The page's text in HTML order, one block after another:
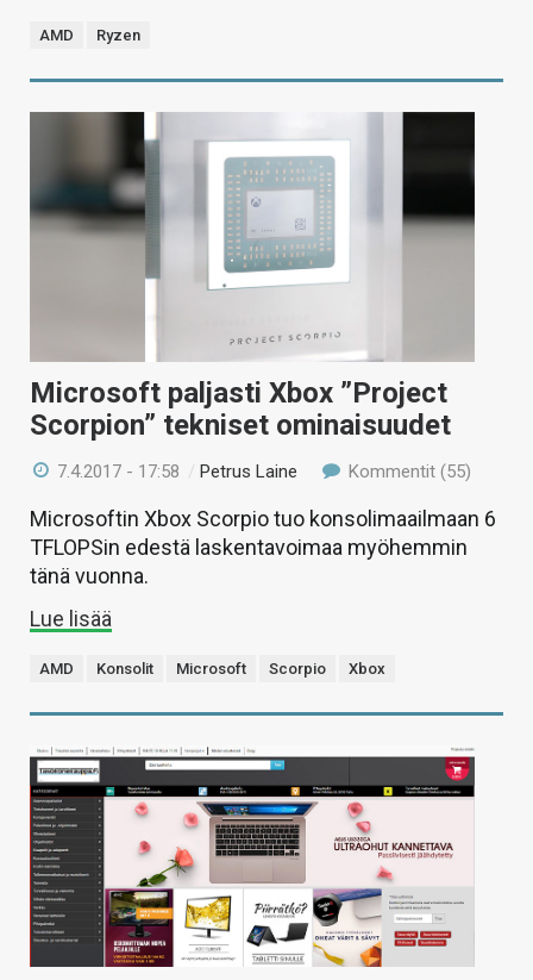
AMD Ryzen
Microsoft paljasti Xbox ”Project
Scorpion” tekniset ominaisuudet
7.4.2017 - 17:58 / Petrus Laine Kommentit (55)
Microsoftin Xbox Scorpio tuo konsolimaailmaan 6
TFLOPSin edestä laskentavoimaa myöhemmin
tänä vuonna.
Lue lisää
AMD Konsolit Microsoft Scorpio Xbox